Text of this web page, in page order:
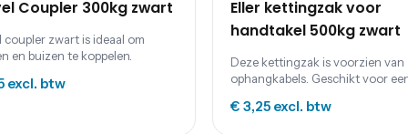
Coupler 300kg zwart
coupler zwart is ideaal om
en buizen te koppelen.
excl. btw
Eller kettingzak voor
handtakel 500kg zwart
Deze kettingzak is voorzien van
ophangkabels. Geschikt voor
€ 3,25excl. btw